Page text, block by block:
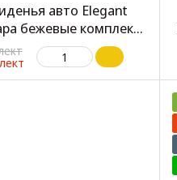
авто Elegant
бежевые комплект
114)